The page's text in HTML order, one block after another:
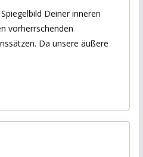
Deiner inneren
vorherrschenden
Da unsere äußere